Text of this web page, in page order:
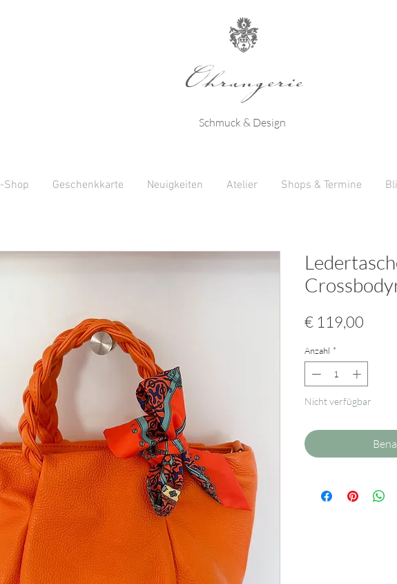
Schmuck & Design
Ohrangerie
€ 119,00
Anzahl *
Nicht verfügbar
Shop Geschenkkarte Neuigkeiten Atelier Shops & Termine